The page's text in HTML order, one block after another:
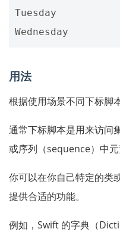
Tuesday
Wednesday
用法
根据使用场景不同下标脚
通常下标脚本是用来访问
或序列（sequence）中元
你可以在你自己特定的类
提供合适的功能。
例如，Swift 的字典（